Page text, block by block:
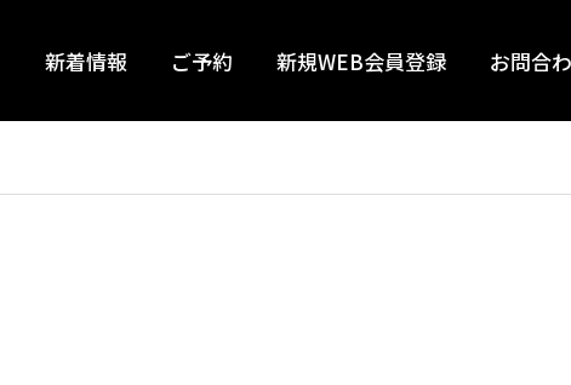
新着情報 ご予約 新規WEB会員登録 お問合